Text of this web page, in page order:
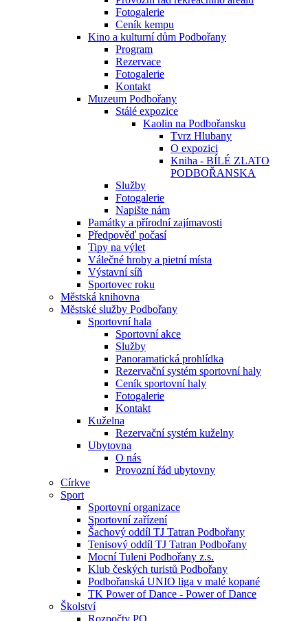
Fotogalerie
Ceník kempu
Kino a kulturní dům Podbořany
Program
Rezervace
Fotogalerie
Kontakt
Muzeum Podbořany
Stálé expozice
Kaolin na Podbořansku
Tvrz Hlubany
O expozici
Kniha - BÍLÉ ZLATO
PODBOŘANSKA
Služby
Fotogalerie
Napište nám
Památky a přírodní zajímavosti
Předpověď počasí
Tipy na výlet
Válečné hroby a pietní místa
Výstavní síň
Sportovec roku
Městská knihovna
Městské služby Podbořany
Sportovní hala
Sportovní akce
Služby
Panoramatická prohlídka
Rezervační systém sportovní haly
Ceník sportovní haly
Fotogalerie
Kontakt
Kuželna
Rezervační systém kuželny
Ubytovna
O nás
Provozní řád ubytovny
Církve
Sport
Sportovní organizace
Sportovní zařízení
Šachový oddíl TJ Tatran Podbořany
Tenisový oddíl TJ Tatran Podbořany
Mocní Tuleni Podbořany z.s.
Klub českých turistů Podbořany
Podbořanská UNIO liga v malé kopané
TK Power of Dance - Power of Dance
Školství
Rozpočty PO